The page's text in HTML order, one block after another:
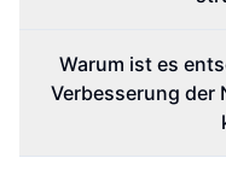
Warum ist es
Verbesserung der